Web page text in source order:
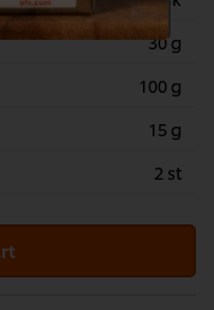
30 g
100 g
15 g
2 st